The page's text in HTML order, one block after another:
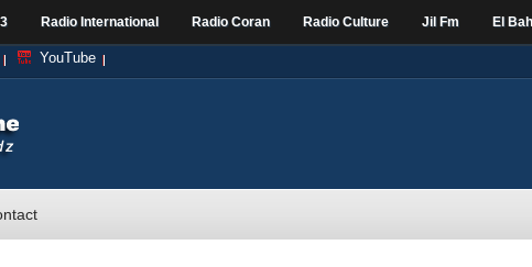
Radio International Radio Coran Radio Culture Jil Fm El
YouTube